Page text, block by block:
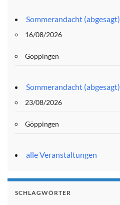
Sommerandacht (abgesagt)
16/08/2026
Göppingen
Sommerandacht (abgesagt)
23/08/2026
Göppingen
alle Veranstaltungen
SCHLAGWÖRTER